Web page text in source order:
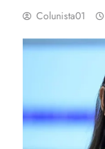
Colunista01